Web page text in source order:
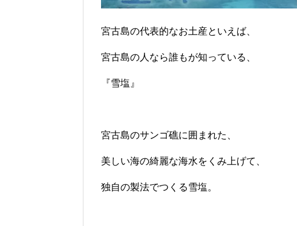
宮古島の代表的なお土産といえば、
宮古島の人なら誰もが知っている、
『雪塩』
宮古島のサンゴ礁に囲まれた、
美しい海の綺麗な海水をくみ上げて、
独自の製法でつくる雪塩。